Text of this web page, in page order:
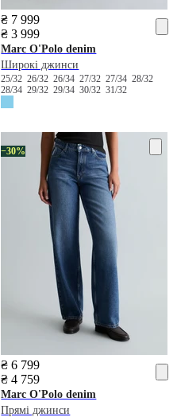
₴ 7 999
₴ 3 999
Marc O'Polo denim
Широкі джинси
25/3226/3226/3427/3227/3428/32
28/3429/3229/3430/3231/32
−30%
₴ 6 799
₴ 4 759
Marc O'Polo denim
Прямі джинси